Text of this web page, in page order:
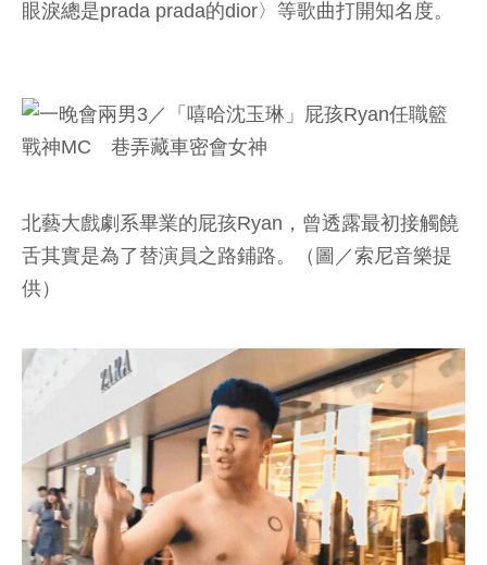
眼淚總是prada prada的dior〉等歌曲打開知名度。
北藝大戲劇系畢業的屁孩Ryan，曾透露最初接觸饒
舌其實是為了替演員之路鋪路。（圖／索尼音樂提
供）